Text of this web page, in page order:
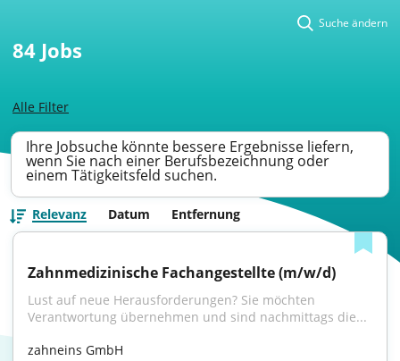
Alle Filter
Suche ändern
84 Jobs
Ihre Jobsuche könnte bessere Ergebnisse liefern,
wenn Sie nach einer Berufsbezeichnung oder
einem Tätigkeitsfeld suchen.
Relevanz Datum Entfernung
Zahnmedizinische Fachangestellte (m/w/d)
Lust auf neue Herausforderungen? Sie möchten
Verantwortung übernehmen und sind nachmittags die...
zahneins GmbH